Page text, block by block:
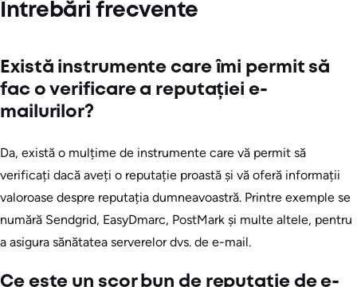
Întrebări frecvente
Există instrumente care îmi permit să
fac o verificare a reputației e-
mailurilor?
Da, există o mulțime de instrumente care vă permit să
verificați dacă aveți o reputație proastă și vă oferă informații
valoroase despre reputația dumneavoastră. Printre exemple se
numără Sendgrid, EasyDmarc, PostMark și multe altele, pentru
a asigura sănătatea serverelor dvs. de e-mail.
Ce este un scor bun de reputație de e-